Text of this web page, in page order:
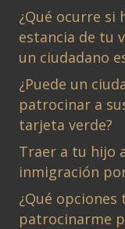
¿Qué ocurre si
estancia de tu
un ciudadano
¿Puede un
patrocinar a
tarjeta verde?
Traer a tu hijo
inmigración
¿Qué
patrocinarme